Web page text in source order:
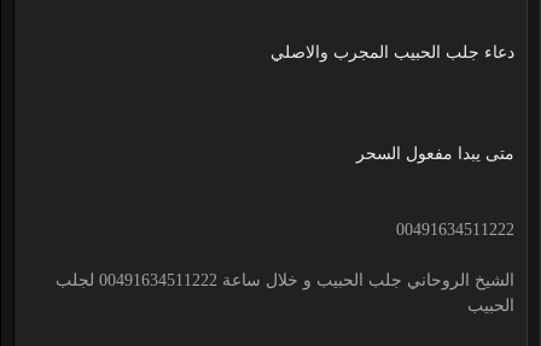
دعاء جلب الحبيب المجرب والاصلي
متى يبدا مفعول السحر
00491634511222
الشيخ الروحاني جلب الحبيب و خلال ساعة 00491634511222 لجلب
الحبيب